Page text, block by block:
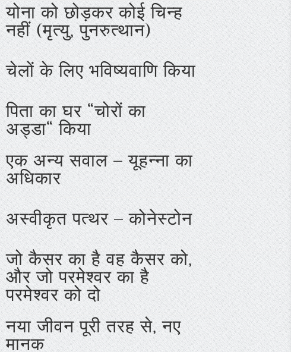
योना को छोड़कर कोई चिन्ह
नहीं (मृत्यु, पुनरुत्थान)
चेलों के लिए भविष्यवाणि किया
पिता का घर “चोरों का
अड्डा“ किया
एक अन्य सवाल – यूहन्ना का
अधिकार
अस्वीकृत पत्थर – कोनेस्टोन
जो कैसर का है वह कैसर को,
और जो परमेश्वर का है
परमेश्वर को दो
नया जीवन पूरी तरह से, नए
मानक